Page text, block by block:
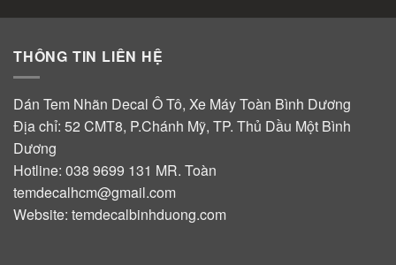
THÔNG TIN LIÊN HỆ
Dán Tem Nhãn Decal Ô Tô, Xe Máy Toàn Bình Dương
Địa chỉ: 52 CMT8, P.Chánh Mỹ, TP. Thủ Dầu Một Bình
Dương
Hotline: 038 9699 131 MR. Toàn
temdecalhcm@gmail.com
Website: temdecalbinhduong.com